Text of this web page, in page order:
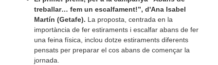
treballar… fem un escalfament!”, d'Ana Isabel
Martín (Getafe). La proposta, centrada en la
importància de fer estiraments i escalfar abans de fer
una feina física, inclou dotze estiraments diferents
pensats per preparar el cos abans de començar la
jornada.